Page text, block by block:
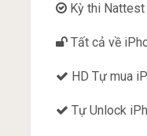
Kỳ thi Nattest
Tất cả về
HD Tự mua
Tự Unlock